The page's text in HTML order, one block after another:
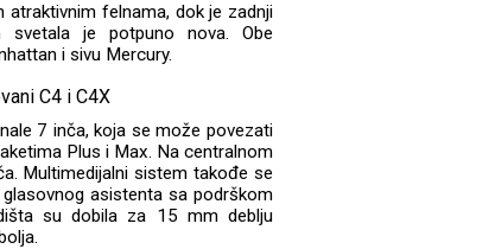
atraktivnim felnama, dok je zadnji
svetala je potpuno nova. Obe
i sivu Mercury.
7 inča, koja se može povezati
Plus i Max. Na centralnom
Multimedijalni sistem takođe se
asistenta sa podrškom
su dobila za 15 mm deblju